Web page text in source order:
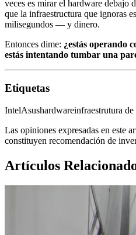
veces es mirar el hardware debajo
que la infraestructura que ignoras
milisegundos — y dinero.
Entonces dime: ¿estás operando
estás intentando tumbar una
Etiquetas
IntelAsushardwareinfraestrutura
Las opiniones expresadas en este
constituyen recomendación de
Artículos